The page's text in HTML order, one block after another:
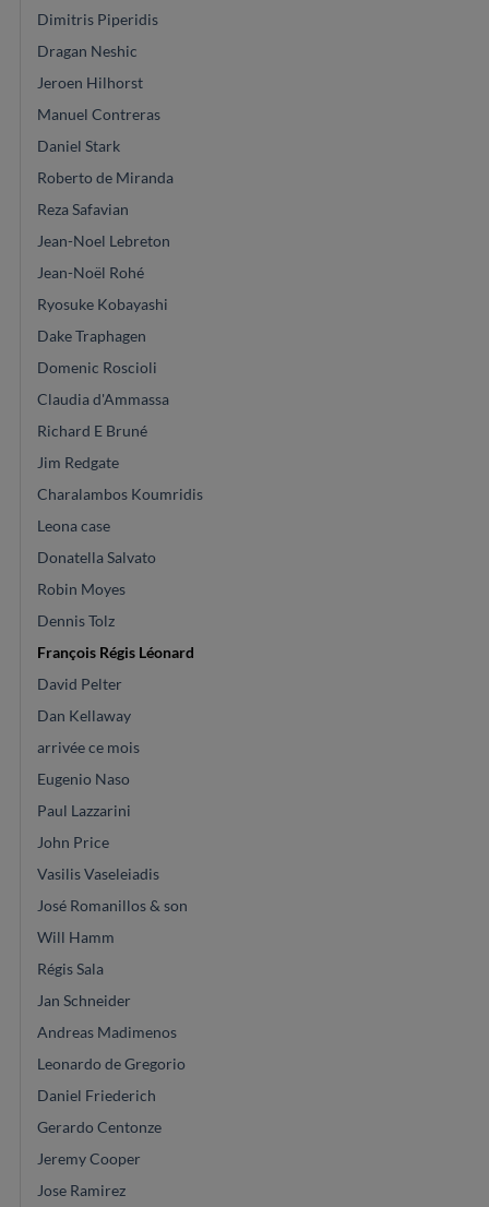
Dimitris Piperidis
Dragan Neshic
Jeroen Hilhorst
Manuel Contreras
Daniel Stark
Roberto de Miranda
Reza Safavian
Jean-Noel Lebreton
Jean-Noël Rohé
Ryosuke Kobayashi
Dake Traphagen
Domenic Roscioli
Claudia d'Ammassa
Richard E Bruné
Jim Redgate
Charalambos Koumridis
Leona case
Donatella Salvato
Robin Moyes
Dennis Tolz
François Régis Léonard
David Pelter
Dan Kellaway
arrivée ce mois
Eugenio Naso
Paul Lazzarini
John Price
Vasilis Vaseleiadis
José Romanillos & son
Will Hamm
Régis Sala
Jan Schneider
Andreas Madimenos
Leonardo de Gregorio
Daniel Friederich
Gerardo Centonze
Jeremy Cooper
Jose Ramirez